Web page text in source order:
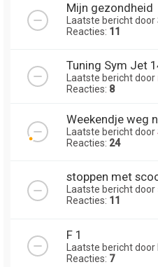
Mijn gezondheid
Laatste bericht door
Reacties: 11
Tuning Sym Jet
Laatste bericht door
Reacties: 8
Weekendje weg
Laatste bericht door
Reacties: 24
stoppen met
Laatste bericht door
Reacties: 11
F 1
Laatste bericht door
Reacties: 7